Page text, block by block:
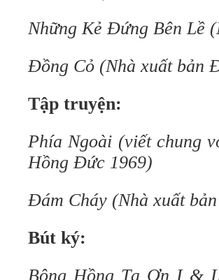
Những Kẻ Đứng Bên Lề
Đồng Cỏ (Nhà xuất bản
Tập truyện:
Phía Ngoài (viết chung
Hồng Đức 1969)
Đám Cháy (Nhà xuất
Bút ký:
Bông Hồng Tạ Ơn I &